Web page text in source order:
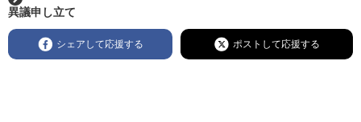
異議申し立て
シェアして応援する ポストして応援する